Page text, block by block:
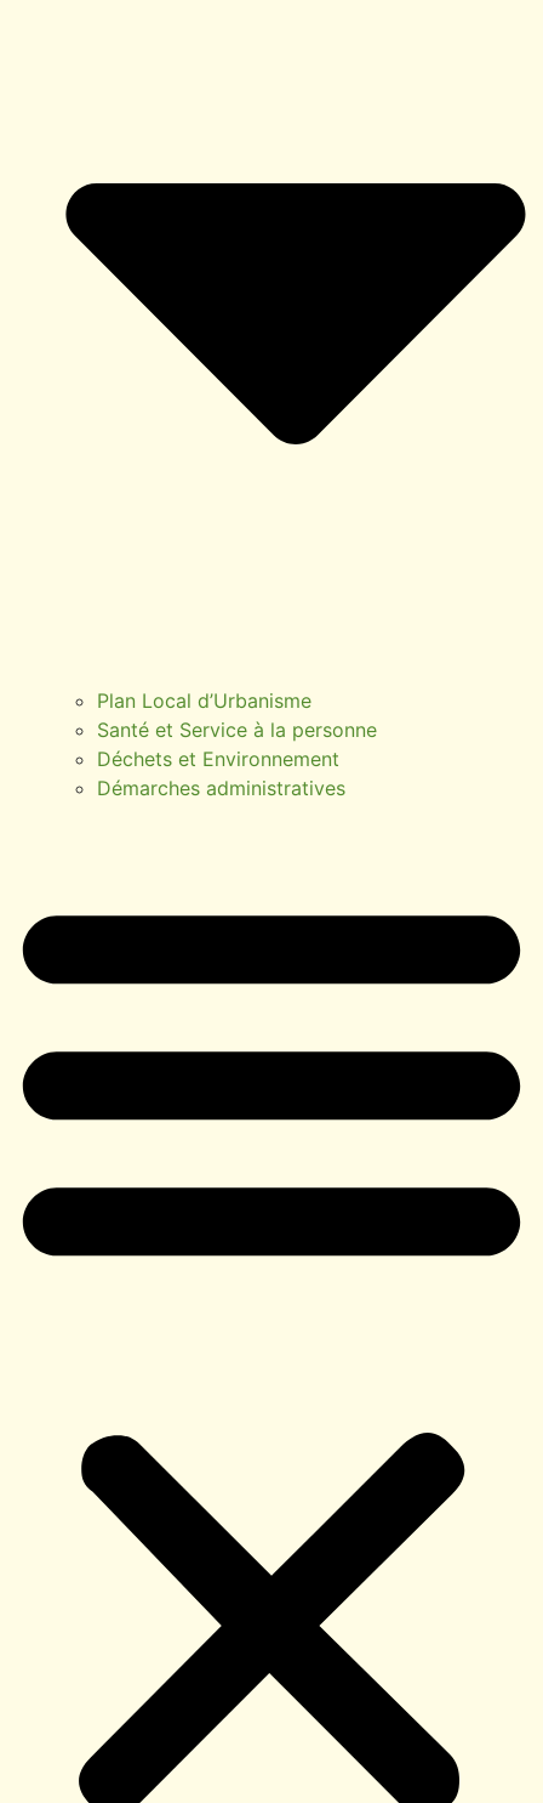
Plan Local d’Urbanisme
Santé et Service à la personne
Déchets et Environnement
Démarches administratives